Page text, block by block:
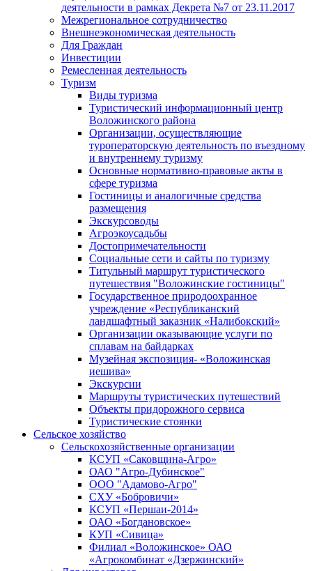
деятельности в рамках Декрета №7 от 23.11.2017
Межрегиональное сотрудничество
Внешнеэкономическая деятельность
Для Граждан
Инвестиции
Ремесленная деятельность
Туризм
Виды туризма
Туристический информационный центр
Воложинского района
Организации, осуществляющие
туроператорскую деятельность по въездному
и внутреннему туризму
Основные нормативно-правовые акты в
сфере туризма
Гостиницы и аналогичные средства
размещения
Экскурсоводы
Агроэкоусадьбы
Достопримечательности
Социальные сети и сайты по туризму
Титульный маршрут туристического
путешествия "Воложинские гостиницы"
Государственное природоохранное
учреждение «Республиканский
ландшафтный заказник «Налибокский»
Организации оказывающие услуги по
сплавам на байдарках
Музейная экспозиция- «Воложинская
иешива»
Экскурсии
Маршруты туристических путешествий
Объекты придорожного сервиса
Туристические стоянки
Сельское хозяйство
Сельскохозяйственные организации
КСУП «Саковщина-Агро»
ОАО "Агро-Дубинское"
ООО "Адамово-Агро"
СХУ «Бобровичи»
КСУП «Першаи-2014»
ОАО «Богдановское»
КУП «Сивица»
Филиал «Воложинское» ОАО
«Агрокомбинат «Дзержинский»